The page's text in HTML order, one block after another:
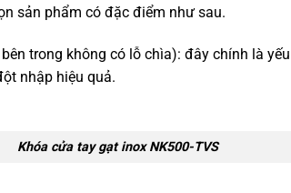
sản phẩm có đặc điểm như sau.
trong không có lỗ chìa): đây chính là
nhập hiệu quả.
Khóa cửa tay gạt inox NK500-TVS